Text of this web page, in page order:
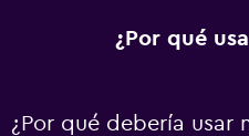
¿Por qué
¿Por qué debería usar